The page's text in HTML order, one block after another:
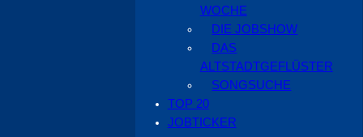
WOCHE
DIE JOBSHOW
DAS
ALTSTADTGEFLÜSTER
SONGSUCHE
TOP 20
JOBTICKER